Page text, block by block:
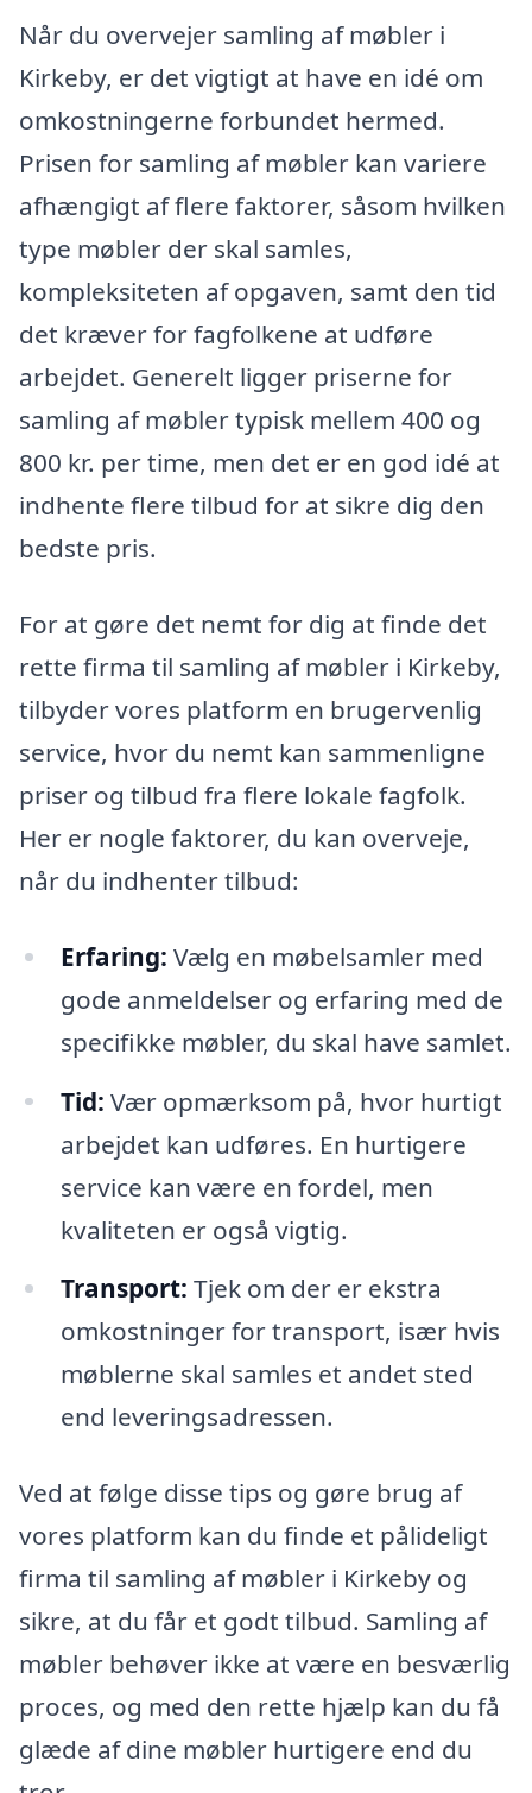
Når du overvejer samling af møbler i
Kirkeby, er det vigtigt at have en idé om
omkostningerne forbundet hermed.
Prisen for samling af møbler kan variere
afhængigt af flere faktorer, såsom hvilken
type møbler der skal samles,
kompleksiteten af opgaven, samt den tid
det kræver for fagfolkene at udføre
arbejdet. Generelt ligger priserne for
samling af møbler typisk mellem 400 og
800 kr. per time, men det er en god idé at
indhente flere tilbud for at sikre dig den
bedste pris.
For at gøre det nemt for dig at finde det
rette firma til samling af møbler i Kirkeby,
tilbyder vores platform en brugervenlig
service, hvor du nemt kan sammenligne
priser og tilbud fra flere lokale fagfolk.
Her er nogle faktorer, du kan overveje,
når du indhenter tilbud:
Erfaring: Vælg en møbelsamler med
gode anmeldelser og erfaring med de
specifikke møbler, du skal have samlet.
Tid: Vær opmærksom på, hvor hurtigt
arbejdet kan udføres. En hurtigere
service kan være en fordel, men
kvaliteten er også vigtig.
Transport: Tjek om der er ekstra
omkostninger for transport, især hvis
møblerne skal samles et andet sted
end leveringsadressen.
Ved at følge disse tips og gøre brug af
vores platform kan du finde et pålideligt
firma til samling af møbler i Kirkeby og
sikre, at du får et godt tilbud. Samling af
møbler behøver ikke at være en besværlig
proces, og med den rette hjælp kan du få
glæde af dine møbler hurtigere end du